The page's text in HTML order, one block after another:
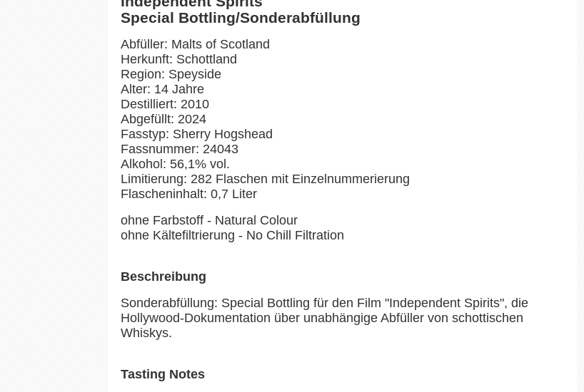
Special Bottling/Sonderabfüllung
Abfüller: Malts of Scotland
Herkunft: Schottland
Region: Speyside
Alter: 14 Jahre
Destilliert: 2010
Abgefüllt: 2024
Fasstyp: Sherry Hogshead
Fassnummer: 24043
Alkohol: 56,1% vol.
Limitierung: 282 Flaschen mit Einzelnummerierung
Flascheninhalt: 0,7 Liter
ohne Farbstoff - Natural Colour
ohne Kältefiltrierung - No Chill Filtration
Beschreibung
Sonderabfüllung: Special Bottling für den Film "Independent Spirits", die
Hollywood-Dokumentation über unabhängige Abfüller von schottischen
Whiskys.
Tasting Notes